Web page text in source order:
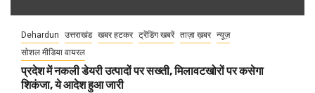
Dehardun उत्तराखंड खबर हटकर ट्रेंडिंग खबरें ताज़ा ख़बर न्यूज़
सोशल मीडिया वायरल
प्रदेश में नकली डेयरी उत्पादों पर सख्ती, मिलावटखोरों पर कसेगा
शिकंजा, ये आदेश हुआ जारी